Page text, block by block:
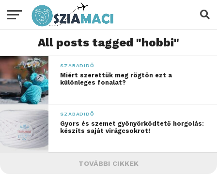
All posts tagged "hobbi"
SZABADIDŐ
Miért szerettük meg rögtön ezt a
különleges fonalat?
SZABADIDŐ
Gyors és szemet gyönyörködtető horgolás:
készíts saját virágcsokrot!
TOVÁBBI CIKKEK